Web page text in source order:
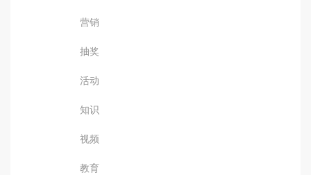
营销
抽奖
活动
知识
视频
教育